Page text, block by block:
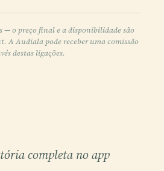
— o preço final e a disponibilidade são
A Audiala pode receber uma comissão
destas ligações.
completa no app